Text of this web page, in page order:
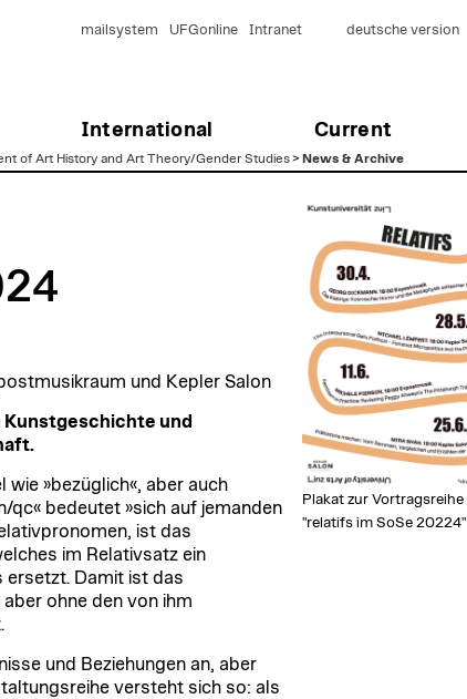
International Current
mailsystem UFGonline Intranet deutsche version
of Art History and Art Theory/Gender Studies> News & Archive
und Kepler Salon
und
wie »bezüglich«, aber auch
qc« bedeutet »sich auf jemanden
ist das
im Relativsatz ein
ersetzt. Damit ist das
ohne den von ihm
und Beziehungen an, aber
versteht sich so: als
Plakat zur Vortragsreihe
"relatifs im SoSe 20224"